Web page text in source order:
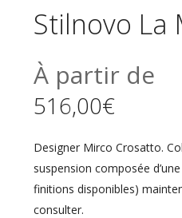
Stilnovo La
À partir de
516,00€
Designer Mirco Crosatto.
suspension composée
finitions disponibles)
consulter.